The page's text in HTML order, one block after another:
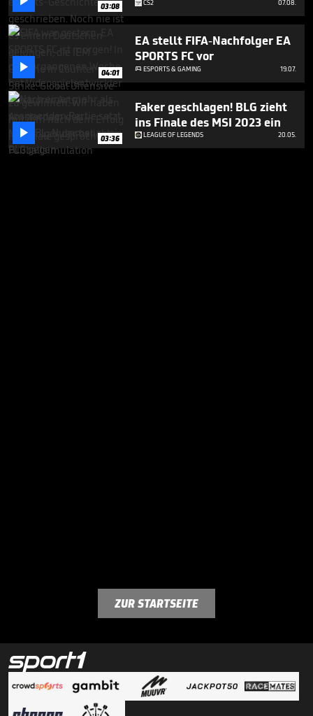
03:08
2023
CS2 07.08.
 04:01
EA stellt FIFA-Nachfolger EA
SPORTS FC vor
ESPORTS & GAMING 19.07.
 03:36
Faker geschlagen! BLG zieht
ins Finale des MSI 2023 ein
LEAGUE OF LEGENDS 20.05.
ZUR STARTSEITE